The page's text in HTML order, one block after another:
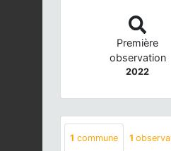
Première
observation
2022
1 commune 1